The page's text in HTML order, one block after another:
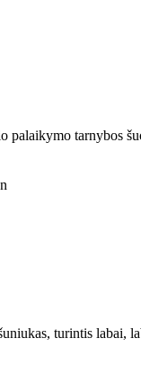
palaikymo tarnybos
turintis labai,